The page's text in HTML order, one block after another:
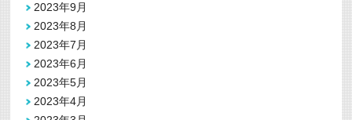
2023年9月
2023年8月
2023年7月
2023年6月
2023年5月
2023年4月